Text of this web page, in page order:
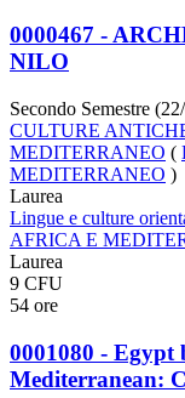
0000467 -
NILO
Secondo Semestre
CULTURE
MEDITERRANEO (
MEDITERRANEO )
Laurea
Lingue e culture
AFRICA E
Laurea
9 CFU
54 ore
0001080 - Egypt
Mediterranean: